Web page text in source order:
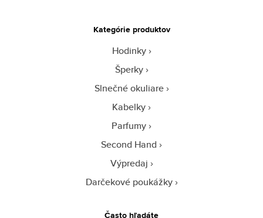
Kategórie produktov
Hodinky
Šperky
Slnečné okuliare
Kabelky
Parfumy
Second Hand
Výpredaj
Darčekové poukážky
Často hľadáte